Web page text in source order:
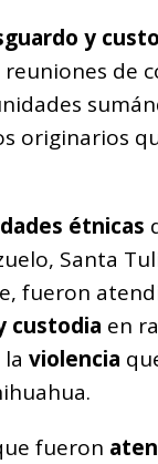
p
y
Li
n
o
m
p
ar
ti
y
de
originarios
étnicas
Santa
fueron
custodia en
violencia
fueron